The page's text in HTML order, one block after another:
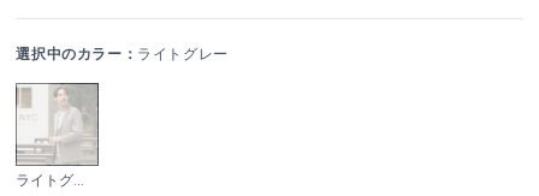
選択中のカラー： ライトグレー
ライトグレー